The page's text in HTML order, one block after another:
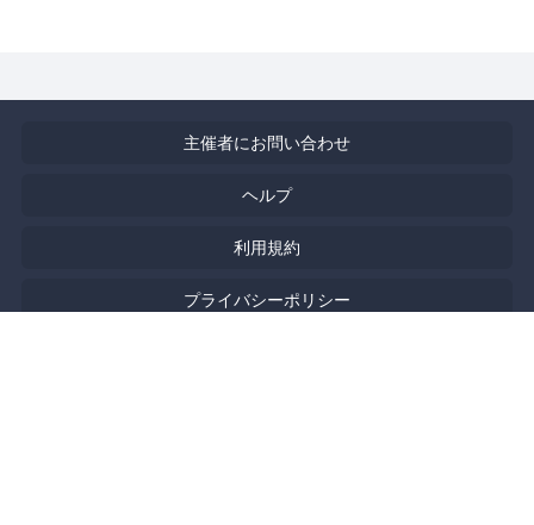
主催者にお問い合わせ
ヘルプ
利用規約
プライバシーポリシー